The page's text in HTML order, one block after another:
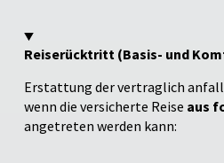
Reiserücktritt (Basis- und
Erstattung der vertraglich
wenn die versicherte Reise aus
angetreten werden kann: